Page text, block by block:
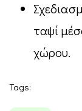
ταψί
χώρου.
Tags: